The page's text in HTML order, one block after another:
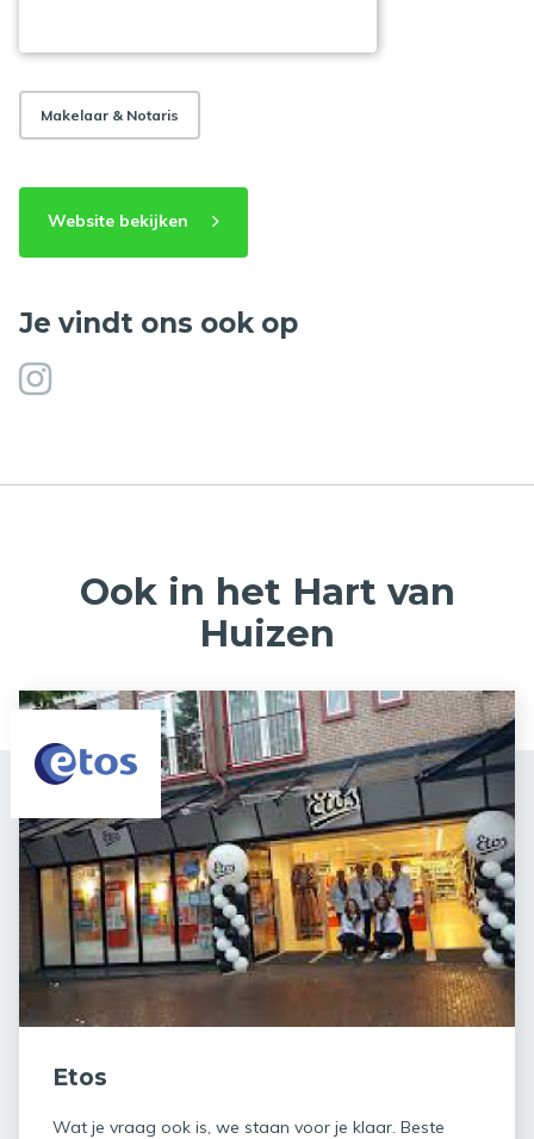
Makelaar & Notaris
Website bekijken
Je vindt ons ook op
Ook in het Hart van
Huizen
Etos
Wat je vraag ook is, we staan voor je klaar. Beste